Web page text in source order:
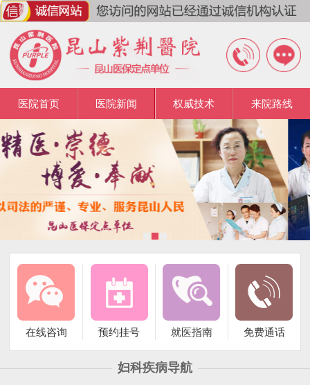
医院首页 医院新闻 权威技术 来院路线
在线咨询 预约挂号 就医指南 免费通话
妇科疾病导航